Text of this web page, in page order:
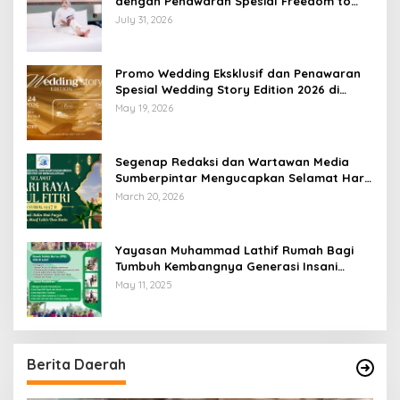
Relax di Holiday Inn Lampung Bukit Randu
July 31, 2026
Promo Wedding Eksklusif dan Penawaran
Spesial Wedding Story Edition 2026 di
Swiss-Belhotel Lampung
May 19, 2026
Segenap Redaksi dan Wartawan Media
Sumberpintar Mengucapkan Selamat Hari
Raya Idul Fitri 1447 Hijriyah / 2026 M
March 20, 2026
Yayasan Muhammad Lathif Rumah Bagi
Tumbuh Kembangnya Generasi Insani
Cerdas dan Berkarakter
May 11, 2025
Berita Daerah